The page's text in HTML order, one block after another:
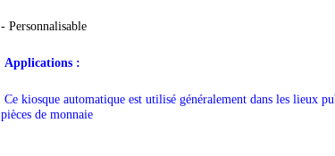
- Personnalisable
Applications :
Ce kiosque automatique est utilisé généralement dans les lieux
pièces de monnaie